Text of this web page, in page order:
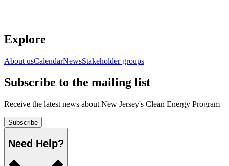
Explore​​​​‌ ‍ ​‍​‍‌‍ ‌ ​‍‌‍‍‌‌‍‌ ‌‍‍‌‌‍ ‍​‍​‍​ ‍‍​‍​‍‌ ​ ‌‍​‌‌‍ ‍‌‍‍‌‌ ‌​‌ ‍‌​‍ ‍‌‍‍‌‌‍ ​‍​‍​‍ ​​‍​‍‌‍‍​‌ ​‍‌‍‌‌‌‍‌‍​‍​‍​ ‍‍​‍​‍‌‍‍​‌ ‌​‌ ‌​‌ ​​​ ‍‍​‍ ​‍ ‌‍ ​‌‍ ‌‍​ ‌‍​‌‌‍ ​‌‍‍​‌‍ ‌ ​ ‌ ‌​​ ‍‍​ ​ ​ ​ ​ ​ ​ ​ ​‍ ‌‍‍‌‌‍ ‍‌ ‌​‌‍‌‌‌‍ ‍‌ ‌​​‍ ‌‍‌‌‌‍‌​‌‍‍‌‌ ‌​​‍ ‌‍ ‌‌‍ ‌‍‌​‌‍‌‌​ ‌‌ ​​‌ ​‍‌‍‌‌‌ ​ ‌‍‌‌‌‍ ‍‌ ‌​‌‍​‌‌ ‌​‌‍‍‌‌‍ ‌‍ ‍​ ‍ ‌‍‍‌‌‍‌​​ ‌‌ ​ ‌‍‍‌‌ ‌​‌‍‌‌‌​‌‍‌‍ ‌‍ ‌ ‌​‌‍‌‌‌ ​‍​ ‍ ‌ ‌​‌ ‍‌‌ ​​‌‍‌‌​ ‌‌‍‌‍‌‍ ‌‍ ‌ ‌​‌‍‌‌‌ ​‍​ ‍ ‌ ​​‌‍​‌‌ ‌​‌‍‍​​ ‌‌‍ ‌‌‍‌‌‌‍ ‍‌ ‌‌‌ ​ ​‍‌‌​ ‌‌‌​​‍‌‌ ‌‍‍ ‌‍‌‌‌ ‍‌​‍‌‌​ ​ ‌​‌​​‍‌‌​ ​ ‌​‌​​‍‌‌​ ​‍​ ​‍‌‍​‌​ ‍‌‌‍‌‍​ ​​‌‍‌​​ ​​​ ‌​​ ​​​ ​ ​ ​‌​ ‌‍​ ‌ ​‍‌‌​ ​‍​ ​‍​‍‌‌​ ‌‌‌​‌​​‍ ‍‌‍‍​‌‍‌‌‌‍​‌‌‍‌​‌‍‍‌‌‍ ‍‌‍‌ ​ ‌‍​‍‌‍​‌‌ ​ ‌‍‌‌‌‌‌‌‌ ​‍‌‍ ​​ ‌‌‍‍​‌ ‌​‌ ‌​‌ ​​​‍‌‌​ ​ ‌​​‌​‍‌‌​ ​‍‌​‌‍​‍‌‌​ ​‍‌​‌‍‌‍ ​‌‍ ‌‍​ ‌‍​‌‌‍ ​‌‍‍​‌‍ ‌ ​ ‌ ‌​​‍‌‌​ ​ ‌​​‌​ ​ ​ ​ ​ ​ ​ ​ ​‍‌‍‌‍‍‌‌‍‌​​ ‌‌ ​ ‌‍‍‌‌ ‌​‌‍‌‌‌​‌‍‌‍ ‌‍ ‌ ‌​‌‍‌‌‌ ​‍​‍‌‍‌ ‌​‌ ‍‌‌ ​​‌‍‌‌​ ‌‌‍‌‍‌‍ ‌‍ ‌ ‌​‌‍‌‌‌ ​‍​‍‌‍‌ ​​‌‍​‌‌ ‌​‌‍‍​​ ‌‌‍ ‌‌‍‌‌‌‍ ‍‌ ‌‌‌ ​ ​‍‌‌​ ‌‌‌​​‍‌‌ ‌‍‍ ‌‍‌‌‌ ‍‌​‍‌‌​ ​ ‌​‌​​‍‌‌​ ​ ‌​‌​​‍‌‌​ ​‍​ ​‍‌‍​‌​ ‍‌‌‍‌‍​ ​​‌‍‌​​ ​​​ ‌​​ ​​​ ​ ​ ​‌​ ‌‍​ ‌ ​‍‌‌​ ​‍​ ​‍​‍‌‌​ ‌‌‌​‌​​‍ ‍‌‍‍​‌‍‌‌‌‍​‌‌‍‌​‌‍‍‌‌‍ ‍‌‍‌ ​‍‌‍‌ ​​‌‍‌‌‌ ​‍‌ ​ ‌ ​​‌‍‌‌‌‍​ ‌ ‌​‌‍‍‌‌ ‌‍‌‍‌‌​ ‌‌ ​​‌ ‌‌‌‍​‍‌‍ ​‌‍‍‌‌ ​ ‌‍‍​‌‍‌‌‌‍‌​​‍​‍‌ ‌
About us​​​​‌ ‍ ​‍​‍‌‍ ‌ ​‍‌‍‍‌‌‍‌ ‌‍‍‌‌‍ ‍​‍​‍​ ‍‍​‍​‍‌ ​ ‌‍​‌‌‍ ‍‌‍‍‌‌ ‌​‌ ‍‌​‍ ‍‌‍‍‌‌‍ ​‍​‍​‍ ​​‍​‍‌‍‍​‌ ​‍‌‍‌‌‌‍‌‍​‍​‍​ ‍‍​‍​‍‌‍‍​‌ ‌​‌ ‌​‌ ​​​ ‍‍​‍ ​‍ ‌‍ ​‌‍ ‌‍​ ‌‍​‌‌‍ ​‌‍‍​‌‍ ‌ ​ ‌ ‌​​ ‍‍​ ​ ​ ​ ​ ​ ​ ​ ​‍ ‌‍‍‌‌‍ ‍‌ ‌​‌‍‌‌‌‍ ‍‌ ‌​​‍ ‌‍‌‌‌‍‌​‌‍‍‌‌ ‌​​‍ ‌‍ ‌‌‍ ‌‍‌​‌‍‌‌​ ‌‌ ​​‌ ​‍‌‍‌‌‌ ​ ‌‍‌‌‌‍ ‍‌ ‌​‌‍​‌‌ ‌​‌‍‍‌‌‍ ‌‍ ‍​ ‍ ‌‍‍‌‌‍‌​​ ‌‌ ​ ‌‍‍‌‌ ‌​‌‍‌‌‌​‌‍‌‍ ‌‍ ‌ ‌​‌‍‌‌‌ ​‍​ ‍ ‌ ‌​‌ ‍‌‌ ​​‌‍‌‌​ ‌‌‍‌‍‌‍ ‌‍ ‌ ‌​‌‍‌‌‌ ​‍​ ‍ ‌ ​​‌‍​‌‌ ‌​‌‍‍​​ ‌‌‍ ‌‌‍‌‌‌‍ ‍‌ ‌‌‌ ​ ​‍‌‌​ ‌‌‌​​‍‌‌ ‌‍‍ ‌‍‌‌‌ ‍‌​‍‌‌​ ​ ‌​‌​​‍‌‌​ ​ ‌​‌​​‍‌‌​ ​‍​ ​‍‌‍​‌​ ‍‌‌‍‌‍​ ​​‌‍‌​​ ​​​ ‌​​ ​​​ ​ ​ ​‌​ ‌‍​ ‌ ​‍‌‌​ ​‍​ ​‍​‍‌‌​ ‌‌‌​‌​​‍ ‍‌‍‍‌‌ ‌​‌‍‌‌‌‍ ‌‌ ​ ​‍‌‌​ ‌‌‌​​‍‌‌ ‌‍‍ ‌‍‌‌‌ ‍‌​‍‌‌​ ​ ‌​‌​​‍‌‌​ ​ ‌​‌​​‍‌‌​ ​‍​ ​‍​ ​​‌‍‌‌‌‍‌​​ ‌ ​ ​‍​ ​‍​ ​​‌‍‌‍​ ‌‍​ ‌​‌‍‌‍‌‍​‍​‍‌‌​ ​‍​ ​‍​‍‌‌​ ‌‌‌​‌​​‍ ‍‌ ‌​‌‍‌‌‌ ‍​‌ ‌​​ ‌‍​‍‌‍​‌‌ ​ ‌‍‌‌‌‌‌‌‌ ​‍‌‍ ​​ ‌‌‍‍​‌ ‌​‌ ‌​‌ ​​​‍‌‌​ ​ ‌​​‌​‍‌‌​ ​‍‌​‌‍​‍‌‌​ ​‍‌​‌‍‌‍ ​‌‍ ‌‍​ ‌‍​‌‌‍ ​‌‍‍​‌‍ ‌ ​ ‌ ‌​​‍‌‌​ ​ ‌​​‌​ ​ ​ ​ ​ ​ ​ ​ ​‍‌‍‌‍‍‌‌‍‌​​ ‌‌ ​ ‌‍‍‌‌ ‌​‌‍‌‌‌​‌‍‌‍ ‌‍ ‌ ‌​‌‍‌‌‌ ​‍​‍‌‍‌ ‌​‌ ‍‌‌ ​​‌‍‌‌​ ‌‌‍‌‍‌‍ ‌‍ ‌ ‌​‌‍‌‌‌ ​‍​‍‌‍‌ ​​‌‍​‌‌ ‌​‌‍‍​​ ‌‌‍ ‌‌‍‌‌‌‍ ‍‌ ‌‌‌ ​ ​‍‌‌​ ‌‌‌​​‍‌‌ ‌‍‍ ‌‍‌‌‌ ‍‌​‍‌‌​ ​ ‌​‌​​‍‌‌​ ​ ‌​‌​​‍‌‌​ ​‍​ ​‍‌‍​‌​ ‍‌‌‍‌‍​ ​​‌‍‌​​ ​​​ ‌​​ ​​​ ​ ​ ​‌​ ‌‍​ ‌ ​‍‌‌​ ​‍​ ​‍​‍‌‌​ ‌‌‌​‌​​‍ ‍‌‍‍‌‌ ‌​‌‍‌‌‌‍ ‌‌ ​ ​‍‌‌​ ‌‌‌​​‍‌‌ ‌‍‍ ‌‍‌‌‌ ‍‌​‍‌‌​ ​ ‌​‌​​‍‌‌​ ​ ‌​‌​​‍‌‌​ ​‍​ ​‍​ ​​‌‍‌‌‌‍‌​​ ‌ ​ ​‍​ ​‍​ ​​‌‍‌‍​ ‌‍​ ‌​‌‍‌‍‌‍​‍​‍‌‌​ ​‍​ ​‍​‍‌‌​ ‌‌‌​‌​​‍ ‍‌ ‌​‌‍‌‌‌ ‍​‌ ‌​​‍‌‍‌ ​​‌‍‌‌‌ ​‍‌ ​ ‌ ​​‌‍‌‌‌‍​ ‌ ‌​‌‍‍‌‌ ‌‍‌‍‌‌​ ‌‌ ​​‌ ‌‌‌‍​‍‌‍ ​‌‍‍‌‌ ​ ‌‍‍​‌‍‌‌‌‍‌​​‍​‍‌ ‌Calendar​​​​‌ ‍ ​‍​‍‌‍ ‌ ​‍‌‍‍‌‌‍‌ ‌‍‍‌‌‍ ‍​‍​‍​ ‍‍​‍​‍‌ ​ ‌‍​‌‌‍ ‍‌‍‍‌‌ ‌​‌ ‍‌​‍ ‍‌‍‍‌‌‍ ​‍​‍​‍ ​​‍​‍‌‍‍​‌ ​‍‌‍‌‌‌‍‌‍​‍​‍​ ‍‍​‍​‍‌‍‍​‌ ‌​‌ ‌​‌ ​​​ ‍‍​‍ ​‍ ‌‍ ​‌‍ ‌‍​ ‌‍​‌‌‍ ​‌‍‍​‌‍ ‌ ​ ‌ ‌​​ ‍‍​ ​ ​ ​ ​ ​ ​ ​ ​‍ ‌‍‍‌‌‍ ‍‌ ‌​‌‍‌‌‌‍ ‍‌ ‌​​‍ ‌‍‌‌‌‍‌​‌‍‍‌‌ ‌​​‍ ‌‍ ‌‌‍ ‌‍‌​‌‍‌‌​ ‌‌ ​​‌ ​‍‌‍‌‌‌ ​ ‌‍‌‌‌‍ ‍‌ ‌​‌‍​‌‌ ‌​‌‍‍‌‌‍ ‌‍ ‍​ ‍ ‌‍‍‌‌‍‌​​ ‌‌ ​ ‌‍‍‌‌ ‌​‌‍‌‌‌​‌‍‌‍ ‌‍ ‌ ‌​‌‍‌‌‌ ​‍​ ‍ ‌ ‌​‌ ‍‌‌ ​​‌‍‌‌​ ‌‌‍‌‍‌‍ ‌‍ ‌ ‌​‌‍‌‌‌ ​‍​ ‍ ‌ ​​‌‍​‌‌ ‌​‌‍‍​​ ‌‌‍ ‌‌‍‌‌‌‍ ‍‌ ‌‌‌ ​ ​‍‌‌​ ‌‌‌​​‍‌‌ ‌‍‍ ‌‍‌‌‌ ‍‌​‍‌‌​ ​ ‌​‌​​‍‌‌​ ​ ‌​‌​​‍‌‌​ ​‍​ ​‍‌‍​‌​ ‍‌‌‍‌‍​ ​​‌‍‌​​ ​​​ ‌​​ ​​​ ​ ​ ​‌​ ‌‍​ ‌ ​‍‌‌​ ​‍​ ​‍​‍‌‌​ ‌‌‌​‌​​‍ ‍‌‍‍‌‌ ‌​‌‍‌‌‌‍ ‌‌ ​ ​‍‌‌​ ‌‌‌​​‍‌‌ ‌‍‍ ‌‍‌‌‌ ‍‌​‍‌‌​ ​ ‌​‌​​‍‌‌​ ​ ‌​‌​​‍‌‌​ ​‍​ ​‍‌‍‌‍​ ‍​​ ‌​​ ​‍‌‍‌​‌‍‌‌​ ‌ ‌‍‌​‌‍‌‍‌‍‌​​ ‌ ​ ​‍​‍‌‌​ ​‍​ ​‍​‍‌‌​ ‌‌‌​‌​​‍ ‍‌ ‌​‌‍‌‌‌ ‍​‌ ‌​​ ‌‍​‍‌‍​‌‌ ​ ‌‍‌‌‌‌‌‌‌ ​‍‌‍ ​​ ‌‌‍‍​‌ ‌​‌ ‌​‌ ​​​‍‌‌​ ​ ‌​​‌​‍‌‌​ ​‍‌​‌‍​‍‌‌​ ​‍‌​‌‍‌‍ ​‌‍ ‌‍​ ‌‍​‌‌‍ ​‌‍‍​‌‍ ‌ ​ ‌ ‌​​‍‌‌​ ​ ‌​​‌​ ​ ​ ​ ​ ​ ​ ​ ​‍‌‍‌‍‍‌‌‍‌​​ ‌‌ ​ ‌‍‍‌‌ ‌​‌‍‌‌‌​‌‍‌‍ ‌‍ ‌ ‌​‌‍‌‌‌ ​‍​‍‌‍‌ ‌​‌ ‍‌‌ ​​‌‍‌‌​ ‌‌‍‌‍‌‍ ‌‍ ‌ ‌​‌‍‌‌‌ ​‍​‍‌‍‌ ​​‌‍​‌‌ ‌​‌‍‍​​ ‌‌‍ ‌‌‍‌‌‌‍ ‍‌ ‌‌‌ ​ ​‍‌‌​ ‌‌‌​​‍‌‌ ‌‍‍ ‌‍‌‌‌ ‍‌​‍‌‌​ ​ ‌​‌​​‍‌‌​ ​ ‌​‌​​‍‌‌​ ​‍​ ​‍‌‍​‌​ ‍‌‌‍‌‍​ ​​‌‍‌​​ ​​​ ‌​​ ​​​ ​ ​ ​‌​ ‌‍​ ‌ ​‍‌‌​ ​‍​ ​‍​‍‌‌​ ‌‌‌​‌​​‍ ‍‌‍‍‌‌ ‌​‌‍‌‌‌‍ ‌‌ ​ ​‍‌‌​ ‌‌‌​​‍‌‌ ‌‍‍ ‌‍‌‌‌ ‍‌​‍‌‌​ ​ ‌​‌​​‍‌‌​ ​ ‌​‌​​‍‌‌​ ​‍​ ​‍‌‍‌‍​ ‍​​ ‌​​ ​‍‌‍‌​‌‍‌‌​ ‌ ‌‍‌​‌‍‌‍‌‍‌​​ ‌ ​ ​‍​‍‌‌​ ​‍​ ​‍​‍‌‌​ ‌‌‌​‌​​‍ ‍‌ ‌​‌‍‌‌‌ ‍​‌ ‌​​‍‌‍‌ ​​‌‍‌‌‌ ​‍‌ ​ ‌ ​​‌‍‌‌‌‍​ ‌ ‌​‌‍‍‌‌ ‌‍‌‍‌‌​ ‌‌ ​​‌ ‌‌‌‍​‍‌‍ ​‌‍‍‌‌ ​ ‌‍‍​‌‍‌‌‌‍‌​​‍​‍‌ ‌News​​​​‌ ‍ ​‍​‍‌‍ ‌ ​‍‌‍‍‌‌‍‌ ‌‍‍‌‌‍ ‍​‍​‍​ ‍‍​‍​‍‌ ​ ‌‍​‌‌‍ ‍‌‍‍‌‌ ‌​‌ ‍‌​‍ ‍‌‍‍‌‌‍ ​‍​‍​‍ ​​‍​‍‌‍‍​‌ ​‍‌‍‌‌‌‍‌‍​‍​‍​ ‍‍​‍​‍‌‍‍​‌ ‌​‌ ‌​‌ ​​​ ‍‍​‍ ​‍ ‌‍ ​‌‍ ‌‍​ ‌‍​‌‌‍ ​‌‍‍​‌‍ ‌ ​ ‌ ‌​​ ‍‍​ ​ ​ ​ ​ ​ ​ ​ ​‍ ‌‍‍‌‌‍ ‍‌ ‌​‌‍‌‌‌‍ ‍‌ ‌​​‍ ‌‍‌‌‌‍‌​‌‍‍‌‌ ‌​​‍ ‌‍ ‌‌‍ ‌‍‌​‌‍‌‌​ ‌‌ ​​‌ ​‍‌‍‌‌‌ ​ ‌‍‌‌‌‍ ‍‌ ‌​‌‍​‌‌ ‌​‌‍‍‌‌‍ ‌‍ ‍​ ‍ ‌‍‍‌‌‍‌​​ ‌‌ ​ ‌‍‍‌‌ ‌​‌‍‌‌‌​‌‍‌‍ ‌‍ ‌ ‌​‌‍‌‌‌ ​‍​ ‍ ‌ ‌​‌ ‍‌‌ ​​‌‍‌‌​ ‌‌‍‌‍‌‍ ‌‍ ‌ ‌​‌‍‌‌‌ ​‍​ ‍ ‌ ​​‌‍​‌‌ ‌​‌‍‍​​ ‌‌‍ ‌‌‍‌‌‌‍ ‍‌ ‌‌‌ ​ ​‍‌‌​ ‌‌‌​​‍‌‌ ‌‍‍ ‌‍‌‌‌ ‍‌​‍‌‌​ ​ ‌​‌​​‍‌‌​ ​ ‌​‌​​‍‌‌​ ​‍​ ​‍‌‍​‌​ ‍‌‌‍‌‍​ ​​‌‍‌​​ ​​​ ‌​​ ​​​ ​ ​ ​‌​ ‌‍​ ‌ ​‍‌‌​ ​‍​ ​‍​‍‌‌​ ‌‌‌​‌​​‍ ‍‌‍‍‌‌ ‌​‌‍‌‌‌‍ ‌‌ ​ ​‍‌‌​ ‌‌‌​​‍‌‌ ‌‍‍ ‌‍‌‌‌ ‍‌​‍‌‌​ ​ ‌​‌​​‍‌‌​ ​ ‌​‌​​‍‌‌​ ​‍​ ​‍‌‍​ ‌‍​‍​ ‍​​ ​​​ ‍‌​ ‌‍​ ​‍​ ‌‍​ ​‍‌‍​‍​ ‍‌​ ​‌​‍‌‌​ ​‍​ ​‍​‍‌‌​ ‌‌‌​‌​​‍ ‍‌ ‌​‌‍‌‌‌ ‍​‌ ‌​​ ‌‍​‍‌‍​‌‌ ​ ‌‍‌‌‌‌‌‌‌ ​‍‌‍ ​​ ‌‌‍‍​‌ ‌​‌ ‌​‌ ​​​‍‌‌​ ​ ‌​​‌​‍‌‌​ ​‍‌​‌‍​‍‌‌​ ​‍‌​‌‍‌‍ ​‌‍ ‌‍​ ‌‍​‌‌‍ ​‌‍‍​‌‍ ‌ ​ ‌ ‌​​‍‌‌​ ​ ‌​​‌​ ​ ​ ​ ​ ​ ​ ​ ​‍‌‍‌‍‍‌‌‍‌​​ ‌‌ ​ ‌‍‍‌‌ ‌​‌‍‌‌‌​‌‍‌‍ ‌‍ ‌ ‌​‌‍‌‌‌ ​‍​‍‌‍‌ ‌​‌ ‍‌‌ ​​‌‍‌‌​ ‌‌‍‌‍‌‍ ‌‍ ‌ ‌​‌‍‌‌‌ ​‍​‍‌‍‌ ​​‌‍​‌‌ ‌​‌‍‍​​ ‌‌‍ ‌‌‍‌‌‌‍ ‍‌ ‌‌‌ ​ ​‍‌‌​ ‌‌‌​​‍‌‌ ‌‍‍ ‌‍‌‌‌ ‍‌​‍‌‌​ ​ ‌​‌​​‍‌‌​ ​ ‌​‌​​‍‌‌​ ​‍​ ​‍‌‍​‌​ ‍‌‌‍‌‍​ ​​‌‍‌​​ ​​​ ‌​​ ​​​ ​ ​ ​‌​ ‌‍​ ‌ ​‍‌‌​ ​‍​ ​‍​‍‌‌​ ‌‌‌​‌​​‍ ‍‌‍‍‌‌ ‌​‌‍‌‌‌‍ ‌‌ ​ ​‍‌‌​ ‌‌‌​​‍‌‌ ‌‍‍ ‌‍‌‌‌ ‍‌​‍‌‌​ ​ ‌​‌​​‍‌‌​ ​ ‌​‌​​‍‌‌​ ​‍​ ​‍‌‍​ ‌‍​‍​ ‍​​ ​​​ ‍‌​ ‌‍​ ​‍​ ‌‍​ ​‍‌‍​‍​ ‍‌​ ​‌​‍‌‌​ ​‍​ ​‍​‍‌‌​ ‌‌‌​‌​​‍ ‍‌ ‌​‌‍‌‌‌ ‍​‌ ‌​​‍‌‍‌ ​​‌‍‌‌‌ ​‍‌ ​ ‌ ​​‌‍‌‌‌‍​ ‌ ‌​‌‍‍‌‌ ‌‍‌‍‌‌​ ‌‌ ​​‌ ‌‌‌‍​‍‌‍ ​‌‍‍‌‌ ​ ‌‍‍​‌‍‌‌‌‍‌​​‍​‍‌ ‌Stakeholder groups​​​​‌ ‍ ​‍​‍‌‍ ‌ ​‍‌‍‍‌‌‍‌ ‌‍‍‌‌‍ ‍​‍​‍​ ‍‍​‍​‍‌ ​ ‌‍​‌‌‍ ‍‌‍‍‌‌ ‌​‌ ‍‌​‍ ‍‌‍‍‌‌‍ ​‍​‍​‍ ​​‍​‍‌‍‍​‌ ​‍‌‍‌‌‌‍‌‍​‍​‍​ ‍‍​‍​‍‌‍‍​‌ ‌​‌ ‌​‌ ​​​ ‍‍​‍ ​‍ ‌‍ ​‌‍ ‌‍​ ‌‍​‌‌‍ ​‌‍‍​‌‍ ‌ ​ ‌ ‌​​ ‍‍​ ​ ​ ​ ​ ​ ​ ​ ​‍ ‌‍‍‌‌‍ ‍‌ ‌​‌‍‌‌‌‍ ‍‌ ‌​​‍ ‌‍‌‌‌‍‌​‌‍‍‌‌ ‌​​‍ ‌‍ ‌‌‍ ‌‍‌​‌‍‌‌​ ‌‌ ​​‌ ​‍‌‍‌‌‌ ​ ‌‍‌‌‌‍ ‍‌ ‌​‌‍​‌‌ ‌​‌‍‍‌‌‍ ‌‍ ‍​ ‍ ‌‍‍‌‌‍‌​​ ‌‌ ​ ‌‍‍‌‌ ‌​‌‍‌‌‌​‌‍‌‍ ‌‍ ‌ ‌​‌‍‌‌‌ ​‍​ ‍ ‌ ‌​‌ ‍‌‌ ​​‌‍‌‌​ ‌‌‍‌‍‌‍ ‌‍ ‌ ‌​‌‍‌‌‌ ​‍​ ‍ ‌ ​​‌‍​‌‌ ‌​‌‍‍​​ ‌‌‍ ‌‌‍‌‌‌‍ ‍‌ ‌‌‌ ​ ​‍‌‌​ ‌‌‌​​‍‌‌ ‌‍‍ ‌‍‌‌‌ ‍‌​‍‌‌​ ​ ‌​‌​​‍‌‌​ ​ ‌​‌​​‍‌‌​ ​‍​ ​‍‌‍​‌​ ‍‌‌‍‌‍​ ​​‌‍‌​​ ​​​ ‌​​ ​​​ ​ ​ ​‌​ ‌‍​ ‌ ​‍‌‌​ ​‍​ ​‍​‍‌‌​ ‌‌‌​‌​​‍ ‍‌‍‍‌‌ ‌​‌‍‌‌‌‍ ‌‌ ​ ​‍‌‌​ ‌‌‌​​‍‌‌ ‌‍‍ ‌‍‌‌‌ ‍‌​‍‌‌​ ​ ‌​‌​​‍‌‌​ ​ ‌​‌​​‍‌‌​ ​‍​ ​‍‌‍​‌‌‍‌​​ ‌‌​ ​​​ ​‍‌‍​‍‌‍​‌‌‍‌‌​ ‌​​ ‍‌‌‍‌‍​ ‌​​‍‌‌​ ​‍​ ​‍​‍‌‌​ ‌‌‌​‌​​‍ ‍‌ ‌​‌‍‌‌‌ ‍​‌ ‌​​ ‌‍​‍‌‍​‌‌ ​ ‌‍‌‌‌‌‌‌‌ ​‍‌‍ ​​ ‌‌‍‍​‌ ‌​‌ ‌​‌ ​​​‍‌‌​ ​ ‌​​‌​‍‌‌​ ​‍‌​‌‍​‍‌‌​ ​‍‌​‌‍‌‍ ​‌‍ ‌‍​ ‌‍​‌‌‍ ​‌‍‍​‌‍ ‌ ​ ‌ ‌​​‍‌‌​ ​ ‌​​‌​ ​ ​ ​ ​ ​ ​ ​ ​‍‌‍‌‍‍‌‌‍‌​​ ‌‌ ​ ‌‍‍‌‌ ‌​‌‍‌‌‌​‌‍‌‍ ‌‍ ‌ ‌​‌‍‌‌‌ ​‍​‍‌‍‌ ‌​‌ ‍‌‌ ​​‌‍‌‌​ ‌‌‍‌‍‌‍ ‌‍ ‌ ‌​‌‍‌‌‌ ​‍​‍‌‍‌ ​​‌‍​‌‌ ‌​‌‍‍​​ ‌‌‍ ‌‌‍‌‌‌‍ ‍‌ ‌‌‌ ​ ​‍‌‌​ ‌‌‌​​‍‌‌ ‌‍‍ ‌‍‌‌‌ ‍‌​‍‌‌​ ​ ‌​‌​​‍‌‌​ ​ ‌​‌​​‍‌‌​ ​‍​ ​‍‌‍​‌​ ‍‌‌‍‌‍​ ​​‌‍‌​​ ​​​ ‌​​ ​​​ ​ ​ ​‌​ ‌‍​ ‌ ​‍‌‌​ ​‍​ ​‍​‍‌‌​ ‌‌‌​‌​​‍ ‍‌‍‍‌‌ ‌​‌‍‌‌‌‍ ‌‌ ​ ​‍‌‌​ ‌‌‌​​‍‌‌ ‌‍‍ ‌‍‌‌‌ ‍‌​‍‌‌​ ​ ‌​‌​​‍‌‌​ ​ ‌​‌​​‍‌‌​ ​‍​ ​‍‌‍​‌‌‍‌​​ ‌‌​ ​​​ ​‍‌‍​‍‌‍​‌‌‍‌‌​ ‌​​ ‍‌‌‍‌‍​ ‌​​‍‌‌​ ​‍​ ​‍​‍‌‌​ ‌‌‌​‌​​‍ ‍‌ ‌​‌‍‌‌‌ ‍​‌ ‌​​‍‌‍‌ ​​‌‍‌‌‌ ​‍‌ ​ ‌ ​​‌‍‌‌‌‍​ ‌ ‌​‌‍‍‌‌ ‌‍‌‍‌‌​ ‌‌ ​​‌ ‌‌‌‍​‍‌‍ ​‌‍‍‌‌ ​ ‌‍‍​‌‍‌‌‌‍‌​​‍​‍‌ ‌
Subscribe to the mailing list​​​​‌ ‍ ​‍​‍‌‍ ‌ ​‍‌‍‍‌‌‍‌ ‌‍‍‌‌‍ ‍​‍​‍​ ‍‍​‍​‍‌ ​ ‌‍​‌‌‍ ‍‌‍‍‌‌ ‌​‌ ‍‌​‍ ‍‌‍‍‌‌‍ ​‍​‍​‍ ​​‍​‍‌‍‍​‌ ​‍‌‍‌‌‌‍‌‍​‍​‍​ ‍‍​‍​‍‌‍‍​‌ ‌​‌ ‌​‌ ​​​ ‍‍​‍ ​‍ ‌‍ ​‌‍ ‌‍​ ‌‍​‌‌‍ ​‌‍‍​‌‍ ‌ ​ ‌ ‌​​ ‍‍​ ​ ​ ​ ​ ​ ​ ​ ​‍ ‌‍‍‌‌‍ ‍‌ ‌​‌‍‌‌‌‍ ‍‌ ‌​​‍ ‌‍‌‌‌‍‌​‌‍‍‌‌ ‌​​‍ ‌‍ ‌‌‍ ‌‍‌​‌‍‌‌​ ‌‌ ​​‌ ​‍‌‍‌‌‌ ​ ‌‍‌‌‌‍ ‍‌ ‌​‌‍​‌‌ ‌​‌‍‍‌‌‍ ‌‍ ‍​ ‍ ‌‍‍‌‌‍‌​​ ‌‌ ​ ‌‍‍‌‌ ‌​‌‍‌‌‌​‌‍‌‍ ‌‍ ‌ ‌​‌‍‌‌‌ ​‍​ ‍ ‌ ‌​‌ ‍‌‌ ​​‌‍‌‌​ ‌‌‍‌‍‌‍ ‌‍ ‌ ‌​‌‍‌‌‌ ​‍​ ‍ ‌ ​​‌‍​‌‌ ‌​‌‍‍​​ ‌‌‍ ‍‌‍‌‌‌ ‌ ‌ ​ ‌‍ ​‌‍‌‌‌ ‌​‌ ‌​‌‍‌‌‌ ​‍​‍ ‍‌‍‍​‌‍‌‌‌‍​‌‌‍‌​‌‍‍‌‌‍ ‍‌‍‌ ​ ‌‍​‍‌‍​‌‌ ​ ‌‍‌‌‌‌‌‌‌ ​‍‌‍ ​​ ‌‌‍‍​‌ ‌​‌ ‌​‌ ​​​‍‌‌​ ​ ‌​​‌​‍‌‌​ ​‍‌​‌‍​‍‌‌​ ​‍‌​‌‍‌‍ ​‌‍ ‌‍​ ‌‍​‌‌‍ ​‌‍‍​‌‍ ‌ ​ ‌ ‌​​‍‌‌​ ​ ‌​​‌​ ​ ​ ​ ​ ​ ​ ​ ​‍‌‍‌‍‍‌‌‍‌​​ ‌‌ ​ ‌‍‍‌‌ ‌​‌‍‌‌‌​‌‍‌‍ ‌‍ ‌ ‌​‌‍‌‌‌ ​‍​‍‌‍‌ ‌​‌ ‍‌‌ ​​‌‍‌‌​ ‌‌‍‌‍‌‍ ‌‍ ‌ ‌​‌‍‌‌‌ ​‍​‍‌‍‌ ​​‌‍​‌‌ ‌​‌‍‍​​ ‌‌‍ ‍‌‍‌‌‌ ‌ ‌ ​ ‌‍ ​‌‍‌‌‌ ‌​‌ ‌​‌‍‌‌‌ ​‍​‍ ‍‌‍‍​‌‍‌‌‌‍​‌‌‍‌​‌‍‍‌‌‍ ‍‌‍‌ ​‍‌‍‌ ​​‌‍‌‌‌ ​‍‌ ​ ‌ ​​‌‍‌‌‌‍​ ‌ ‌​‌‍‍‌‌ ‌‍‌‍‌‌​ ‌‌ ​​‌ ‌‌‌‍​‍‌‍ ​‌‍‍‌‌ ​ ‌‍‍​‌‍‌‌‌‍‌​​‍​‍‌ ‌
Receive the latest news about New Jersey's Clean Energy Program​​​​‌ ‍ ​‍​‍‌‍ ‌ ​‍‌‍‍‌‌‍‌ ‌‍‍‌‌‍ ‍​‍​‍​ ‍‍​‍​‍‌ ​ ‌‍​‌‌‍ ‍‌‍‍‌‌ ‌​‌ ‍‌​‍ ‍‌‍‍‌‌‍ ​‍​‍​‍ ​​‍​‍‌‍‍​‌ ​‍‌‍‌‌‌‍‌‍​‍​‍​ ‍‍​‍​‍‌‍‍​‌ ‌​‌ ‌​‌ ​​​ ‍‍​‍ ​‍ ‌‍ ​‌‍ ‌‍​ ‌‍​‌‌‍ ​‌‍‍​‌‍ ‌ ​ ‌ ‌​​ ‍‍​ ​ ​ ​ ​ ​ ​ ​ ​‍ ‌‍‍‌‌‍ ‍‌ ‌​‌‍‌‌‌‍ ‍‌ ‌​​‍ ‌‍‌‌‌‍‌​‌‍‍‌‌ ‌​​‍ ‌‍ ‌‌‍ ‌‍‌​‌‍‌‌​ ‌‌ ​​‌ ​‍‌‍‌‌‌ ​ ‌‍‌‌‌‍ ‍‌ ‌​‌‍​‌‌ ‌​‌‍‍‌‌‍ ‌‍ ‍​ ‍ ‌‍‍‌‌‍‌​​ ‌‌ ​ ‌‍‍‌‌ ‌​‌‍‌‌‌​‌‍‌‍ ‌‍ ‌ ‌​‌‍‌‌‌ ​‍​ ‍ ‌ ‌​‌ ‍‌‌ ​​‌‍‌‌​ ‌‌‍‌‍‌‍ ‌‍ ‌ ‌​‌‍‌‌‌ ​‍​ ‍ ‌ ​​‌‍​‌‌ ‌​‌‍‍​​ ‌‌‍ ‍‌‍‌‌‌ ‌ ‌ ​ ‌‍ ​‌‍‌‌‌ ‌​‌ ‌​‌‍‌‌‌ ​‍​‍ ‍‌ ‌​‌‍‌‌‌ ‍​‌ ‌​​ ‌‍​‍‌‍​‌‌ ​ ‌‍‌‌‌‌‌‌‌ ​‍‌‍ ​​ ‌‌‍‍​‌ ‌​‌ ‌​‌ ​​​‍‌‌​ ​ ‌​​‌​‍‌‌​ ​‍‌​‌‍​‍‌‌​ ​‍‌​‌‍‌‍ ​‌‍ ‌‍​ ‌‍​‌‌‍ ​‌‍‍​‌‍ ‌ ​ ‌ ‌​​‍‌‌​ ​ ‌​​‌​ ​ ​ ​ ​ ​ ​ ​ ​‍‌‍‌‍‍‌‌‍‌​​ ‌‌ ​ ‌‍‍‌‌ ‌​‌‍‌‌‌​‌‍‌‍ ‌‍ ‌ ‌​‌‍‌‌‌ ​‍​‍‌‍‌ ‌​‌ ‍‌‌ ​​‌‍‌‌​ ‌‌‍‌‍‌‍ ‌‍ ‌ ‌​‌‍‌‌‌ ​‍​‍‌‍‌ ​​‌‍​‌‌ ‌​‌‍‍​​ ‌‌‍ ‍‌‍‌‌‌ ‌ ‌ ​ ‌‍ ​‌‍‌‌‌ ‌​‌ ‌​‌‍‌‌‌ ​‍​‍ ‍‌ ‌​‌‍‌‌‌ ‍​‌ ‌​​‍‌‍‌ ​​‌‍‌‌‌ ​‍‌ ​ ‌ ​​‌‍‌‌‌‍​ ‌ ‌​‌‍‍‌‌ ‌‍‌‍‌‌​ ‌‌ ​​‌ ‌‌‌‍​‍‌‍ ​‌‍‍‌‌ ​ ‌‍‍​‌‍‌‌‌‍‌​​‍​‍‌ ‌
Subscribe​​​​‌ ‍ ​‍​‍‌‍ ‌ ​‍‌‍‍‌‌‍‌ ‌‍‍‌‌‍ ‍​‍​‍​ ‍‍​‍​‍‌ ​ ‌‍​‌‌‍ ‍‌‍‍‌‌ ‌​‌ ‍‌​‍ ‍‌‍‍‌‌‍ ​‍​‍​‍ ​​‍​‍‌‍‍​‌ ​‍‌‍‌‌‌‍‌‍​‍​‍​ ‍‍​‍​‍‌‍‍​‌ ‌​‌ ‌​‌ ​​​ ‍‍​‍ ​‍ ‌‍ ​‌‍ ‌‍​ ‌‍​‌‌‍ ​‌‍‍​‌‍ ‌ ​ ‌ ‌​​ ‍‍​ ​ ​ ​ ​ ​ ​ ​ ​‍ ‌‍‍‌‌‍ ‍‌ ‌​‌‍‌‌‌‍ ‍‌ ‌​​‍ ‌‍‌‌‌‍‌​‌‍‍‌‌ ‌​​‍ ‌‍ ‌‌‍ ‌‍‌​‌‍‌‌​ ‌‌ ​​‌ ​‍‌‍‌‌‌ ​ ‌‍‌‌‌‍ ‍‌ ‌​‌‍​‌‌ ‌​‌‍‍‌‌‍ ‌‍ ‍​ ‍ ‌‍‍‌‌‍‌​​ ‌‌ ​ ‌‍‍‌‌ ‌​‌‍‌‌‌​‌‍‌‍ ‌‍ ‌ ‌​‌‍‌‌‌ ​‍​ ‍ ‌ ‌​‌ ‍‌‌ ​​‌‍‌‌​ ‌‌‍‌‍‌‍ ‌‍ ‌ ‌​‌‍‌‌‌ ​‍​ ‍ ‌ ​​‌‍​‌‌ ‌​‌‍‍​​ ‌‌‍ ‍‌‍‌‌‌ ‌ ‌ ​ ‌‍ ​‌‍‌‌‌ ‌​‌ ‌​‌‍‌‌‌ ​‍​‍ ‍‌‍​‍‌ ‌​‌‍ ‍​ ‌‍​‍‌‍​‌‌ ​ ‌‍‌‌‌‌‌‌‌ ​‍‌‍ ​​ ‌‌‍‍​‌ ‌​‌ ‌​‌ ​​​‍‌‌​ ​ ‌​​‌​‍‌‌​ ​‍‌​‌‍​‍‌‌​ ​‍‌​‌‍‌‍ ​‌‍ ‌‍​ ‌‍​‌‌‍ ​‌‍‍​‌‍ ‌ ​ ‌ ‌​​‍‌‌​ ​ ‌​​‌​ ​ ​ ​ ​ ​ ​ ​ ​‍‌‍‌‍‍‌‌‍‌​​ ‌‌ ​ ‌‍‍‌‌ ‌​‌‍‌‌‌​‌‍‌‍ ‌‍ ‌ ‌​‌‍‌‌‌ ​‍​‍‌‍‌ ‌​‌ ‍‌‌ ​​‌‍‌‌​ ‌‌‍‌‍‌‍ ‌‍ ‌ ‌​‌‍‌‌‌ ​‍​‍‌‍‌ ​​‌‍​‌‌ ‌​‌‍‍​​ ‌‌‍ ‍‌‍‌‌‌ ‌ ‌ ​ ‌‍ ​‌‍‌‌‌ ‌​‌ ‌​‌‍‌‌‌ ​‍​‍ ‍‌‍​‍‌ ‌​‌‍ ‍​‍‌‍‌ ​​‌‍‌‌‌ ​‍‌ ​ ‌ ​​‌‍‌‌‌‍​ ‌ ‌​‌‍‍‌‌ ‌‍‌‍‌‌​ ‌‌ ​​‌ ‌‌‌‍​‍‌‍ ​‌‍‍‌‌ ​ ‌‍‍​‌‍‌‌‌‍‌​​‍​‍‌ ‌
Need Help?​​​​‌ ‍ ​‍​‍‌‍ ‌ ​‍‌‍‍‌‌‍‌ ‌‍‍‌‌‍ ‍​‍​‍​ ‍‍​‍​‍‌ ​ ‌‍​‌‌‍ ‍‌‍‍‌‌ ‌​‌ ‍‌​‍ ‍‌‍‍‌‌‍ ​‍​‍​‍ ​​‍​‍‌‍‍​‌ ​‍‌‍‌‌‌‍‌‍​‍​‍​ ‍‍​‍​‍‌‍‍​‌ ‌​‌ ‌​‌ ​​​ ‍‍​‍ ​‍ ‌‍ ​‌‍ ‌‍​ ‌‍​‌‌‍ ​‌‍‍​‌‍ ‌ ​ ‌ ‌​​ ‍‍​ ​ ​ ​ ​ ​ ​ ​ ​‍ ‌‍‍‌‌‍ ‍‌ ‌​‌‍‌‌‌‍ ‍‌ ‌​​‍ ‌‍‌‌‌‍‌​‌‍‍‌‌ ‌​​‍ ‌‍ ‌‌‍ ‌‍‌​‌‍‌‌​ ‌‌ ​​‌ ​‍‌‍‌‌‌ ​ ‌‍‌‌‌‍ ‍‌ ‌​‌‍​‌‌ ‌​‌‍‍‌‌‍ ‌‍ ‍​ ‍ ‌‍‍‌‌‍‌​​ ‌‌ ​ ‌‍‍‌‌ ‌​‌‍‌‌‌​‌‍‌‍ ‌‍ ‌ ‌​‌‍‌‌‌ ​‍​ ‍ ‌ ‌​‌ ‍‌‌ ​​‌‍‌‌​ ‌‌‍‌‍‌‍ ‌‍ ‌ ‌​‌‍‌‌‌ ​‍​ ‍ ‌ ​​‌‍​‌‌ ‌​‌‍‍​​ ‌‌‍ ‌‌‍‌‌‌‍ ‍‌ ‌‌‌ ​ ​‍‌‌​ ‌‌‌​​‍‌‌ ‌‍‍ ‌‍‌‌‌ ‍‌​‍‌‌​ ​ ‌​‌​​‍‌‌​ ​ ‌​‌​​‍‌‌​ ​‍​ ​‍‌‍‌‌‌‍‌‍​ ​‌​ ‌ ​ ​‌‌‍​ ‌‍‌‌‌‍​‌​ ‍‌‌‍‌​​ ​‍‌‍​ ​‍‌‌​ ​‍​ ​‍​‍‌‌​ ‌‌‌​‌​​‍ ‍‌‍‍​‌‍‌‌‌‍​‌‌‍‌​‌‍‍‌‌‍ ‍‌‍‌ ​ ‌‍​‍‌‍​‌‌ ​ ‌‍‌‌‌‌‌‌‌ ​‍‌‍ ​​ ‌‌‍‍​‌ ‌​‌ ‌​‌ ​​​‍‌‌​ ​ ‌​​‌​‍‌‌​ ​‍‌​‌‍​‍‌‌​ ​‍‌​‌‍‌‍ ​‌‍ ‌‍​ ‌‍​‌‌‍ ​‌‍‍​‌‍ ‌ ​ ‌ ‌​​‍‌‌​ ​ ‌​​‌​ ​ ​ ​ ​ ​ ​ ​ ​‍‌‍‌‍‍‌‌‍‌​​ ‌‌ ​ ‌‍‍‌‌ ‌​‌‍‌‌‌​‌‍‌‍ ‌‍ ‌ ‌​‌‍‌‌‌ ​‍​‍‌‍‌ ‌​‌ ‍‌‌ ​​‌‍‌‌​ ‌‌‍‌‍‌‍ ‌‍ ‌ ‌​‌‍‌‌‌ ​‍​‍‌‍‌ ​​‌‍​‌‌ ‌​‌‍‍​​ ‌‌‍ ‌‌‍‌‌‌‍ ‍‌ ‌‌‌ ​ ​‍‌‌​ ‌‌‌​​‍‌‌ ‌‍‍ ‌‍‌‌‌ ‍‌​‍‌‌​ ​ ‌​‌​​‍‌‌​ ​ ‌​‌​​‍‌‌​ ​‍​ ​‍‌‍‌‌‌‍‌‍​ ​‌​ ‌ ​ ​‌‌‍​ ‌‍‌‌‌‍​‌​ ‍‌‌‍‌​​ ​‍‌‍​ ​‍‌‌​ ​‍​ ​‍​‍‌‌​ ‌‌‌​‌​​‍ ‍‌‍‍​‌‍‌‌‌‍​‌‌‍‌​‌‍‍‌‌‍ ‍‌‍‌ ​‍‌‍‌ ​​‌‍‌‌‌ ​‍‌ ​ ‌ ​​‌‍‌‌‌‍​ ‌ ‌​‌‍‍‌‌ ‌‍‌‍‌‌​ ‌‌ ​​‌ ‌‌‌‍​‍‌‍ ​‌‍‍‌‌ ​ ‌‍‍​‌‍‌‌‌‍‌​​‍​‍‌ ‌